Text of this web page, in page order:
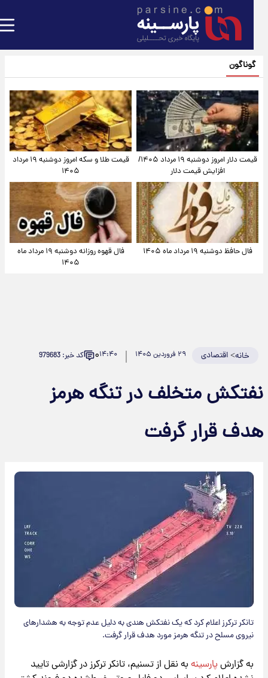
گوناگون
قیمت دلار امروز دوشنبه ۱۹ مرداد ۱۴۰۵/
افزایش قیمت دلار
قیمت طلا و سکه امروز دوشنبه ۱۹ مرداد
۱۴۰۵
فال حافظ دوشنبه ۱۹ مرداد ماه ۱۴۰۵
فال قهوه روزانه دوشنبه ۱۹ مرداد ماه
۱۴۰۵
خانه>اقتصادی ۲۹ فروردین ۱۴۰۵ ۱۴:۴۰۰ کد خبر: 979683
متخلف در تنگه هرمز
قرار گرفت
تانکر ترکرز اعلام کرد که یک نفتکش هندی به دلیل عدم توجه به هشدار‌های
نیروی مسلح در تنگه هرمز مورد هدف قرار گرفت.
به گزارشپارسینهبه نقل از تسنیم، تانکر ترکرز در گزارشی تایید